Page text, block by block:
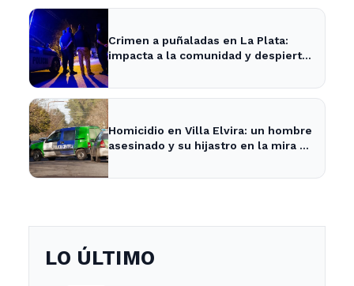
Crimen a puñaladas en La Plata:
impacta a la comunidad y despierta
Homicidio en Villa Elvira: un hombre
asesinado y su hijastro en la mira de
LO ÚLTIMO